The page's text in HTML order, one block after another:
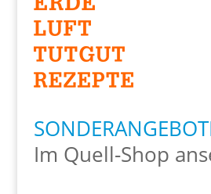
Im Quell-Shop